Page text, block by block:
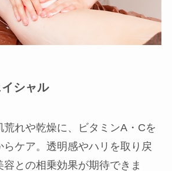
シャル
荒れや乾燥に、ビタミンA・Cを
ケア。透明感やハリを取り戻
との相乗効果が期待できま